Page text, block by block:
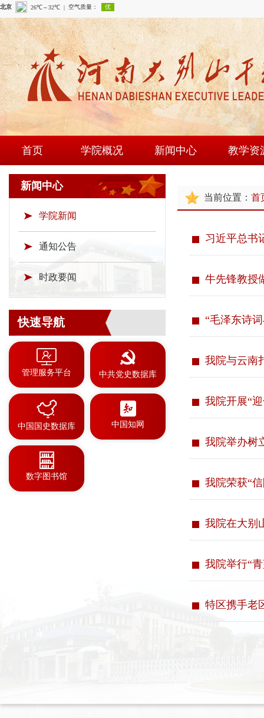
首页 学院概况
学院简介
现任领导
新闻中心
通知公告
教学资
师资队
教研成
新闻中心
学院新闻
通知公告
时政要闻
快速导航
管理服务平台 中共党史数据库
中国国史数据库 中国知网
数字图书馆
当前位置： 首
习近平总书
牛先锋教授
“毛泽东诗词
我院与云南
我院开展“
我院举办树
我院荣获“信
我院在大别
我院举行“
特区携手老区